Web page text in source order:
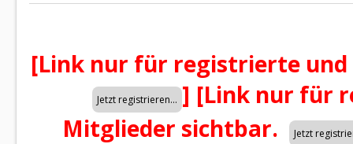
[Link nur für registrierte
] [Link nur für
Mitglieder sichtbar.